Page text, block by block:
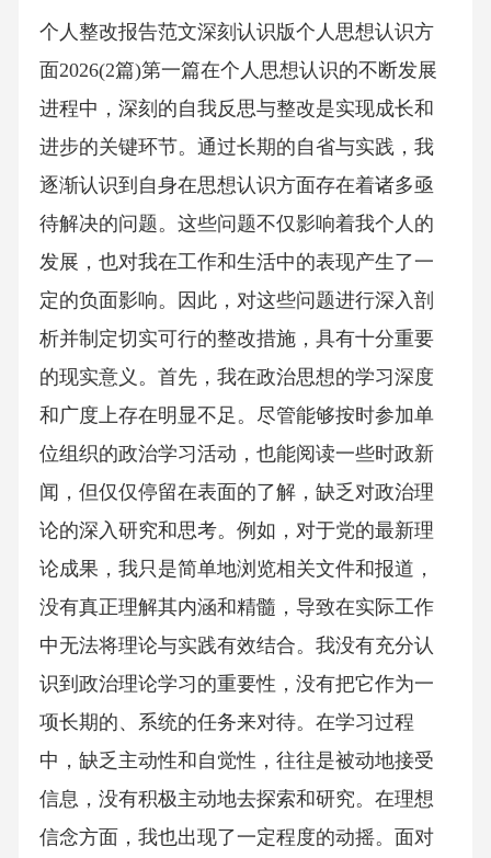
个人整改报告范文深刻认识版个人思想认识方
面2026(2篇)第一篇在个人思想认识的不断发展
进程中，深刻的自我反思与整改是实现成长和
进步的关键环节。通过长期的自省与实践，我
逐渐认识到自身在思想认识方面存在着诸多亟
待解决的问题。这些问题不仅影响着我个人的
发展，也对我在工作和生活中的表现产生了一
定的负面影响。因此，对这些问题进行深入剖
析并制定切实可行的整改措施，具有十分重要
的现实意义。首先，我在政治思想的学习深度
和广度上存在明显不足。尽管能够按时参加单
位组织的政治学习活动，也能阅读一些时政新
闻，但仅仅停留在表面的了解，缺乏对政治理
论的深入研究和思考。例如，对于党的最新理
论成果，我只是简单地浏览相关文件和报道，
没有真正理解其内涵和精髓，导致在实际工作
中无法将理论与实践有效结合。我没有充分认
识到政治理论学习的重要性，没有把它作为一
项长期的、系统的任务来对待。在学习过程
中，缺乏主动性和自觉性，往往是被动地接受
信息，没有积极主动地去探索和研究。在理想
信念方面，我也出现了一定程度的动摇。面对